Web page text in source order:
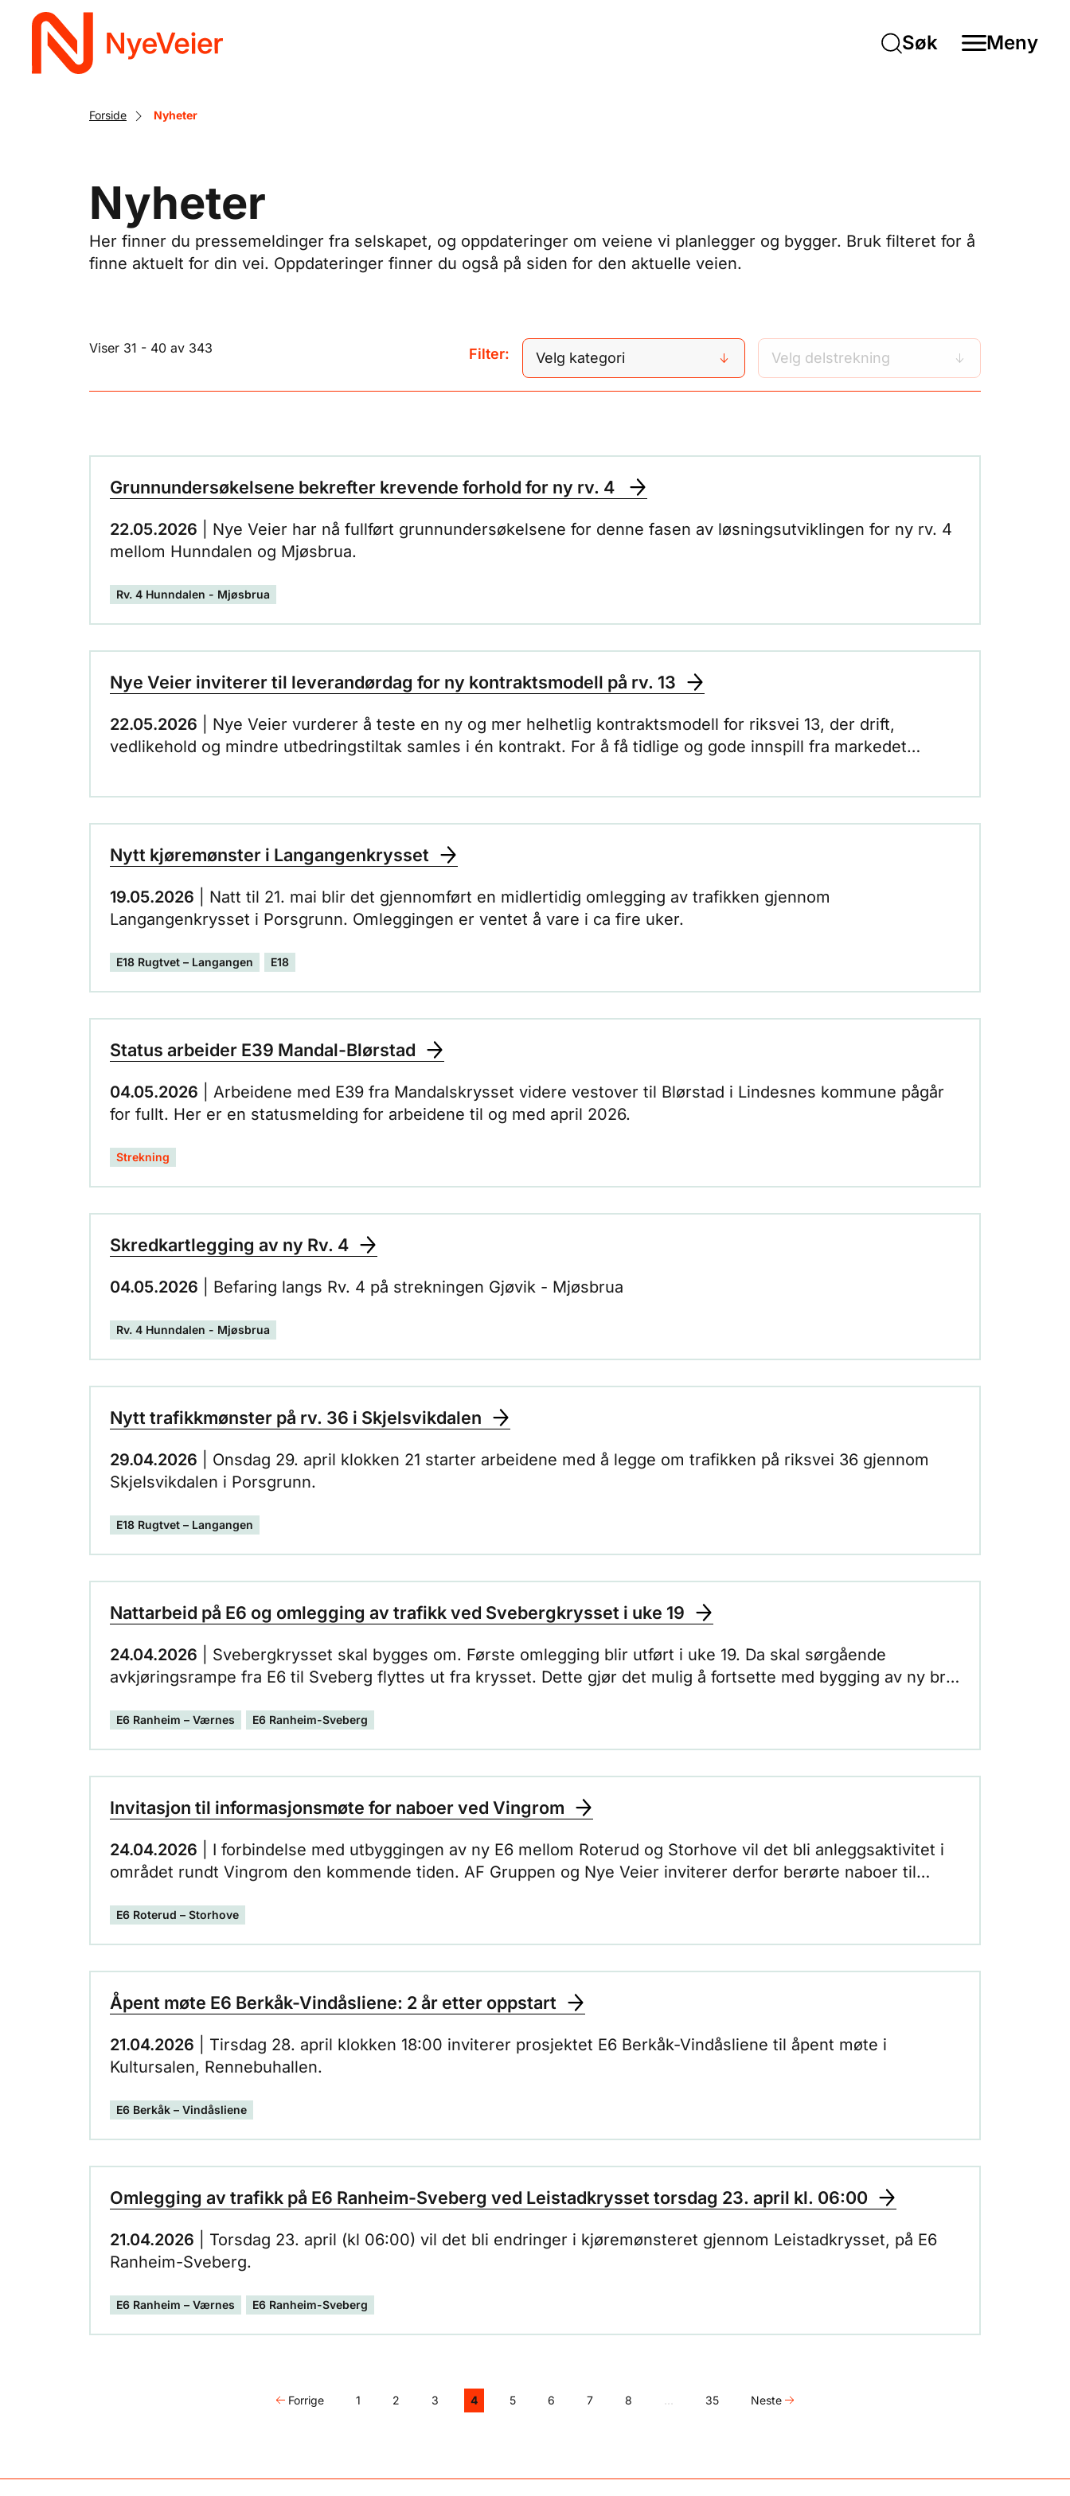
Søk Meny
Forside Nyheter
Nyheter
Her finner du pressemeldinger fra selskapet, og oppdateringer om veiene vi planlegger og bygger. Bruk filteret for å
finne aktuelt for din vei. Oppdateringer finner du også på siden for den aktuelle veien.
Viser 31 - 40 av 343 Filter: Velg kategori Velg delstrekning
Grunnundersøkelsene bekrefter krevende forhold for ny rv. 4
22.05.2026 | Nye Veier har nå fullført grunnundersøkelsene for denne fasen av løsningsutviklingen for ny rv. 4
mellom Hunndalen og Mjøsbrua.
Rv. 4 Hunndalen - Mjøsbrua
Nye Veier inviterer til leverandørdag for ny kontraktsmodell på rv. 13
22.05.2026 | Nye Veier vurderer å teste en ny og mer helhetlig kontraktsmodell for riksvei 13, der drift,
vedlikehold og mindre utbedringstiltak samles i én kontrakt. For å få tidlige og gode innspill fra markedet
Nytt kjøremønster i Langangenkrysset
19.05.2026 | Natt til 21. mai blir det gjennomført en midlertidig omlegging av trafikken gjennom
Langangenkrysset i Porsgrunn. Omleggingen er ventet å vare i ca fire uker.
E18 Rugtvet – Langangen E18
Status arbeider E39 Mandal-Blørstad
04.05.2026 | Arbeidene med E39 fra Mandalskrysset videre vestover til Blørstad i Lindesnes kommune pågår
for fullt. Her er en statusmelding for arbeidene til og med april 2026.
Strekning
Skredkartlegging av ny Rv. 4
04.05.2026 | Befaring langs Rv. 4 på strekningen Gjøvik - Mjøsbrua
Rv. 4 Hunndalen - Mjøsbrua
Nytt trafikkmønster på rv. 36 i Skjelsvikdalen
29.04.2026 | Onsdag 29. april klokken 21 starter arbeidene med å legge om trafikken på riksvei 36 gjennom
Skjelsvikdalen i Porsgrunn.
E18 Rugtvet – Langangen
Nattarbeid på E6 og omlegging av trafikk ved Svebergkrysset i uke 19
24.04.2026 | Svebergkrysset skal bygges om. Første omlegging blir utført i uke 19. Da skal sørgående
avkjøringsrampe fra E6 til Sveberg flyttes ut fra krysset. Dette gjør det mulig å fortsette med bygging av ny bru
E6 Ranheim – Værnes E6 Ranheim-Sveberg
Invitasjon til informasjonsmøte for naboer ved Vingrom
24.04.2026 | I forbindelse med utbyggingen av ny E6 mellom Roterud og Storhove vil det bli anleggsaktivitet i
området rundt Vingrom den kommende tiden. AF Gruppen og Nye Veier inviterer derfor berørte naboer til
E6 Roterud – Storhove
Åpent møte E6 Berkåk-Vindåsliene: 2 år etter oppstart
21.04.2026 | Tirsdag 28. april klokken 18:00 inviterer prosjektet E6 Berkåk-Vindåsliene til åpent møte i
Kultursalen, Rennebuhallen.
E6 Berkåk – Vindåsliene
Omlegging av trafikk på E6 Ranheim-Sveberg ved Leistadkrysset torsdag 23. april kl. 06:00
21.04.2026 | Torsdag 23. april (kl 06:00) vil det bli endringer i kjøremønsteret gjennom Leistadkrysset, på E6
Ranheim-Sveberg.
E6 Ranheim – Værnes E6 Ranheim-Sveberg
Forrige 1 2 3 4 5 6 7 8 35 Neste